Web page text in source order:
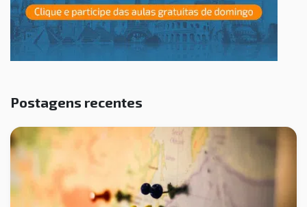
Postagens recentes